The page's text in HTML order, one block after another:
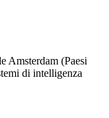
Amsterdam (Paesi
di intelligenza